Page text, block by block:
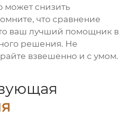
может снизить
что сравнение
ваш лучший помощник в
решения. Не
взвешенно и с умом.